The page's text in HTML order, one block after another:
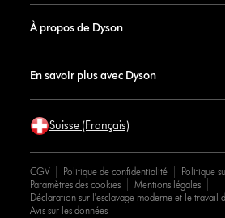
À propos de Dyson
En savoir plus avec Dyson
Suisse (Français)
CGV Politique de confidentialité
Politique
Paramètres des cookies
Mentions légales
Déclaration sur l'esclavage moderne et le travail
Avis sur les données